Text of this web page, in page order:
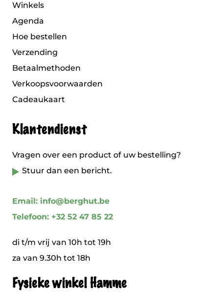
Winkels
Agenda
Hoe bestellen
Verzending
Betaalmethoden
Verkoopsvoorwaarden
Cadeaukaart
Klantendienst
Vragen over een product of uw bestelling?
Stuur dan een bericht.
Email: info@berghut.be
Telefoon: +32 52 47 85 22
di t/m vrij van 10h tot 19h
za van 9.30h tot 18h
Fysieke winkel Hamme